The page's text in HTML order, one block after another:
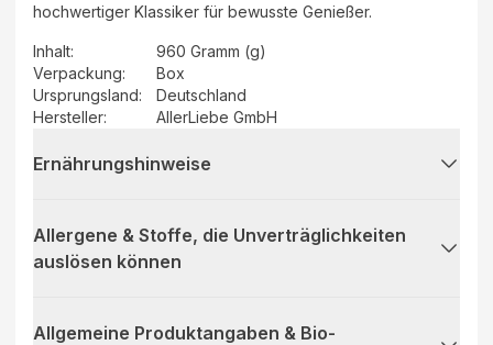
hochwertiger Klassiker für bewusste Genießer.
Inhalt:
960 Gramm (g)
Verpackung:
Box
Ursprungsland:
Deutschland
Hersteller: AllerLiebe GmbH
Ernährungshinweise
Allergene & Stoffe, die Unverträglichkeiten
auslösen können
Allgemeine Produktangaben & Bio-